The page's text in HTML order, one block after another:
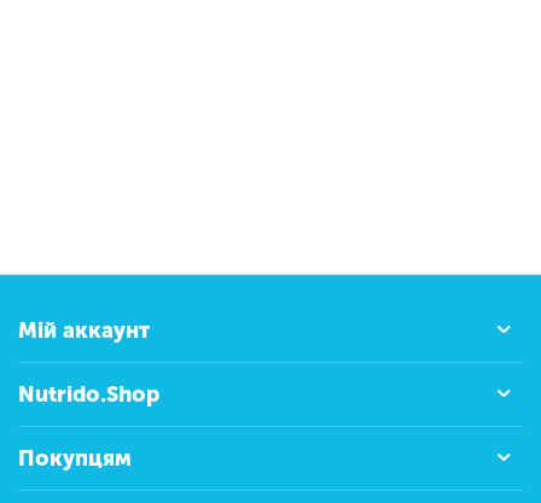
Мій аккаунт
Nutrido.Shop
Покупцям